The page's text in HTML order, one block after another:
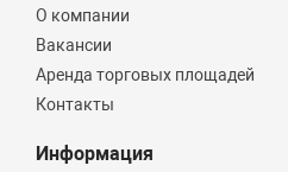
О компании
Вакансии
Аренда торговых площадей
Контакты
Информация